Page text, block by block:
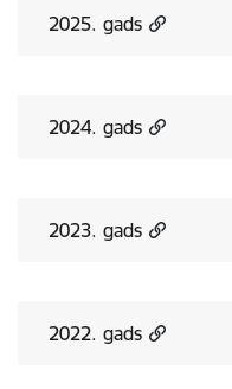
2025. gads
2024. gads
2023. gads
2022. gads